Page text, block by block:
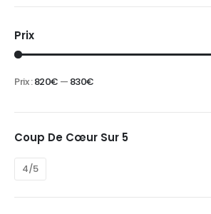
Prix
Prix :820€ — 830€
Coup De Cœur Sur 5
4/5